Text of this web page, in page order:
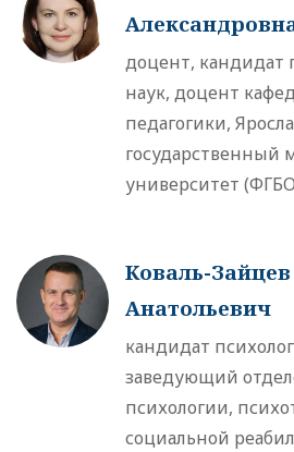
доцент, кандидат
наук, доцент
педагогики,
государственный
университет
Коваль-
Анатольевич
кандидат
заведующий
психологии,
социальной